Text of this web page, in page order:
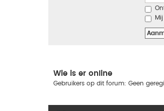
Wie is er online
Gebruikers op dit forum: Geen